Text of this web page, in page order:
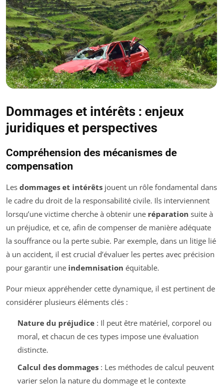
Dommages et intérêts : enjeux
juridiques et perspectives
Compréhension des mécanismes de
compensation
Les dommages et intérêts jouent un rôle fondamental dans
le cadre du droit de la responsabilité civile. Ils interviennent
lorsqu’une victime cherche à obtenir une réparation suite à
un préjudice, et ce, afin de compenser de manière adéquate
la souffrance ou la perte subie. Par exemple, dans un litige lié
à un accident, il est crucial d’évaluer les pertes avec précision
pour garantir une indemnisation équitable.
Pour mieux appréhender cette dynamique, il est pertinent de
considérer plusieurs éléments clés :
Nature du préjudice: Il peut être matériel, corporel ou
moral, et chacun de ces types impose une évaluation
distincte.
Calcul des dommages: Les méthodes de calcul peuvent
varier selon la nature du dommage et le contexte